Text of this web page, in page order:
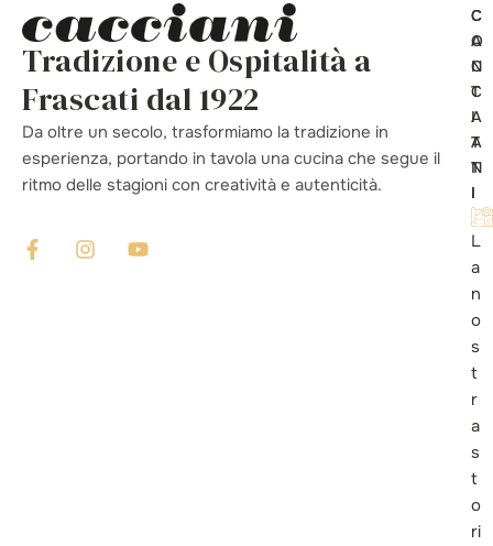
Tradizione e Ospitalità a
Frascati dal 1922
Da oltre un secolo, trasformiamo la tradizione in
esperienza, portando in tavola una cucina che segue il
ritmo delle stagioni con creatività e autenticità.
C
O
N
T
A
T
T
I
C
A
C
C
I
A
N
I
L
a
n
o
s
t
r
a
s
t
o
ri